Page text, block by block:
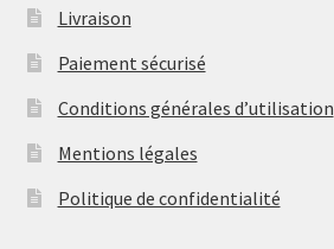
Livraison
Paiement sécurisé
Conditions générales d’utilisation
Mentions légales
Politique de confidentialité